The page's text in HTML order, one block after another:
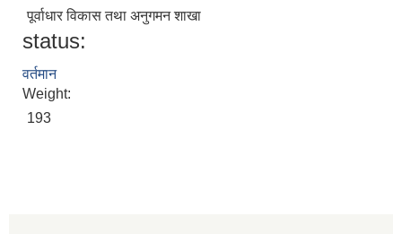
पूर्वाधार विकास तथा अनुगमन शाखा
status:
वर्तमान
Weight:
193